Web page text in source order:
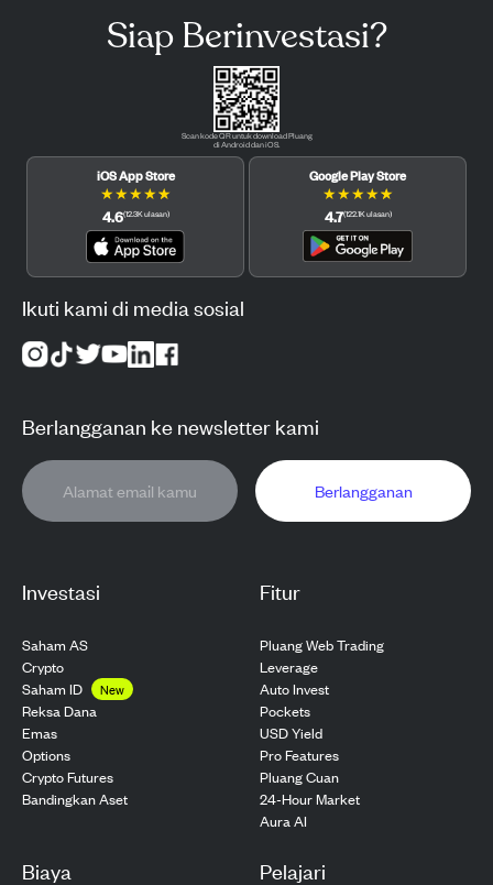
Investasi
Saham AS
Crypto
Saham ID
New
Reksa Dana
Emas
Options
Crypto Futures
Bandingkan Aset
Fitur
Pluang Web Trading
Leverage
Auto Invest
Pockets
USD Yield
Pro Features
Pluang Cuan
24-Hour Market
Aura AI
Biaya Pelajari
Siap Berinvestasi?
Scan kode QR untuk download Pluang
di Android dan iOS.
iOS App Store
★★★★★
4.6(12.3Kulasan)
Google Play Store
★★★★★
4.7(122.1Kulasan)
Ikuti kami di media sosial
Berlangganan ke newsletter kami
Berlangganan